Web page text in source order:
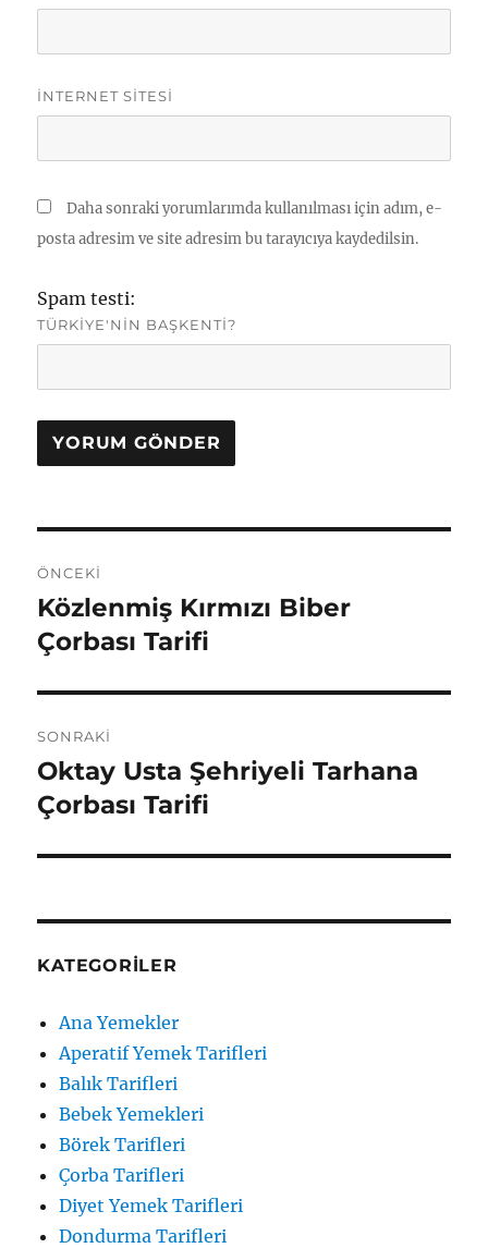
İNTERNET SITESI
Daha sonraki yorumlarımda kullanılması için adım, e-
posta adresim ve site adresim bu tarayıcıya kaydedilsin.
Spam testi:
TÜRKIYE'NIN BAŞKENTI?
gezinmesi
ÖNCEKI
Önceki
yazı:
Közlenmiş Kırmızı Biber
Çorbası Tarifi
SONRAKI
Sonraki
yazı:
Oktay Usta Şehriyeli Tarhana
Çorbası Tarifi
KATEGORILER
Ana Yemekler
Aperatif Yemek Tarifleri
Balık Tarifleri
Bebek Yemekleri
Börek Tarifleri
Çorba Tarifleri
Diyet Yemek Tarifleri
Dondurma Tarifleri